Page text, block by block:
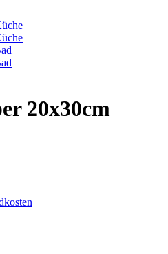
20x30cm